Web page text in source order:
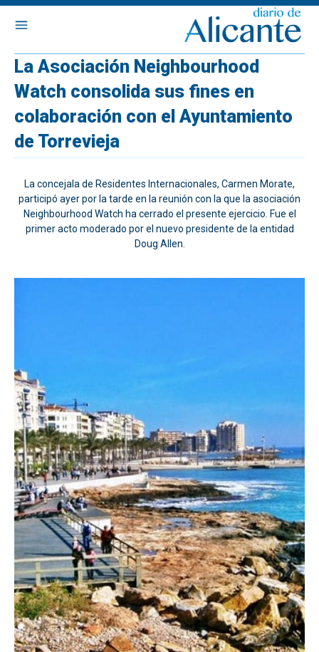
La Asociación Neighbourhood
Watch consolida sus fines en
colaboración con el Ayuntamiento
de Torrevieja
La concejala de Residentes Internacionales, Carmen Morate,
participó ayer por la tarde en la reunión con la que la asociación
Neighbourhood Watch ha cerrado el presente ejercicio. Fue el
primer acto moderado por el nuevo presidente de la entidad
Doug Allen.